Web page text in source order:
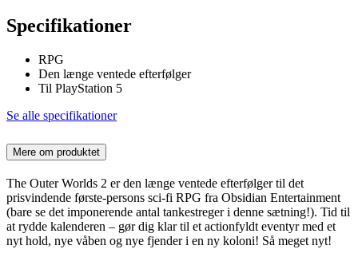
Specifikationer
RPG
Den længe ventede efterfølger
Til PlayStation 5
Se alle specifikationer
Mere om produktet
The Outer Worlds 2 er den længe ventede efterfølger til det
prisvindende første-persons sci-fi RPG fra Obsidian Entertainment
(bare se det imponerende antal tankestreger i denne sætning!). Tid til
at rydde kalenderen – gør dig klar til et actionfyldt eventyr med et
nyt hold, nye våben og nye fjender i en ny koloni! Så meget nyt!